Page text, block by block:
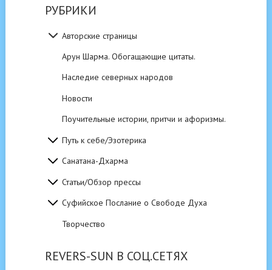
РУБРИКИ
Авторские страницы
Арун Шарма. Обогащающие цитаты.
Наследие северных народов
Новости
Поучительные истории, притчи и афоризмы.
Путь к себе/Эзотерика
Санатана-Дхарма
Статьи/Обзор прессы
Суфийское Послание о Свободе Духа
Творчество
REVERS-SUN В СОЦ.СЕТЯХ